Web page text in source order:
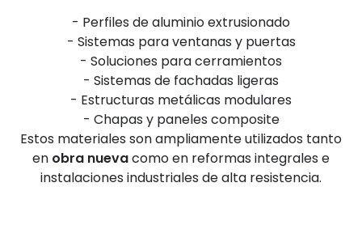
- Perfiles de aluminio extrusionado
- Sistemas para ventanas y puertas
- Soluciones para cerramientos
- Sistemas de fachadas ligeras
- Estructuras metálicas modulares
- Chapas y paneles composite
Estos materiales son ampliamente utilizados tanto
en obra nuevacomo en reformas integrales e
instalaciones industriales de alta resistencia.